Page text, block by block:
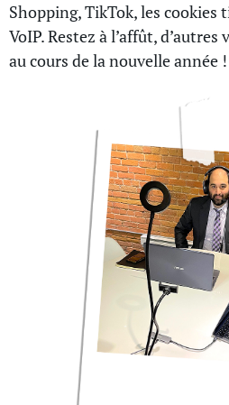
Shopping, TikTok, les cookies
VoIP. Restez à l’affût,
au cours de la nouvelle année !